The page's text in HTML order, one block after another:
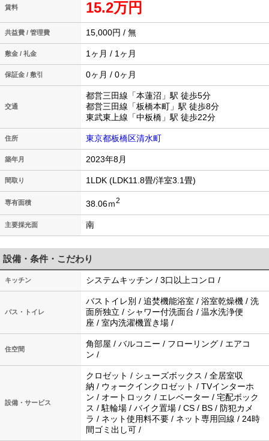
賃料 15.2万円
共益費 / 管理費 15,000円 / 無
敷金 / 礼金 1ヶ月 / 1ヶ月
保証金 / 敷引 0ヶ月 / 0ヶ月
交通
都営三田線「本蓮沼」駅 徒歩5分
都営三田線「板橋本町」駅 徒歩8分
東武東上線「中板橋」駅 徒歩22分
住所 東京都板橋区清水町
築年月 2023年8月
間取り 1LDK (LDK11.8畳/洋室3.1畳)
専有面積 38.06ｍ2
主要採光面 南
設備・条件・こだわり
キッチン システムキッチン / 3口以上コンロ /
バス・トイレ
バストイレ別 / 追焚機能浴室 / 浴室乾燥機 / 洗
面所独立 / シャワー付洗面台 / 温水洗浄便
座 / 室内洗濯機置き場 /
住空間
角部屋 / バルコニー / フローリング / エアコ
ン /
設備・サービス
クロゼット / シューズボックス / 全居室収
納 / ウォークインクロゼット / TVインターホ
ン / オートロック / エレベーター / 宅配ボック
ス / 駐輪場 / バイク置場 / CS / BS / 防犯カメ
ラ / ネット使用料不要 / ネット専用回線 / 24時
間ゴミ出し可 /